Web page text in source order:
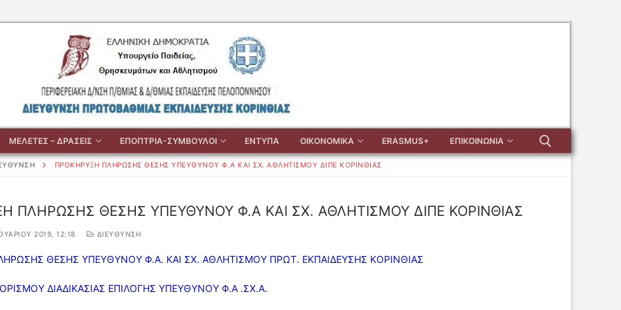
ΜΕΛΕΤΕΣ – ΔΡΑΣΕΙΣ ΕΠΟΠΤΡΙΑ-ΣΥΜΒΟΥΛΟΙ ΕΝΤΥΠΑ ΟΙΚΟΝΟΜΙΚΑ ERASMUS+ ΕΠΙΚΟΙΝΩΝΙΑ
ΠΡΟΚΗΡΥΞΗ ΠΛΗΡΩΣΗΣ ΘΕΣΗΣ ΥΠΕΥΘΥΝΟΥ Φ.Α ΚΑΙ ΣΧ. ΑΘΛΗΤΙΣΜΟΥ ΔΙΠΕ ΚΟΡΙΝΘΙΑΣ
ΠΛΗΡΩΣΗΣ ΘΕΣΗΣ ΥΠΕΥΘΥΝΟΥ Φ.Α ΚΑΙ ΣΧ. ΑΘΛΗΤΙΣΜΟΥ ΔΙΠΕ ΚΟΡΙΝΘΙΑΣ
2019, 12:18 ΔΙΕΥΘΥΝΣΗ
ΘΕΣΗΣ ΥΠΕΥΘΥΝΟΥ Φ.Α. ΚΑΙ ΣΧ. ΑΘΛΗΤΙΣΜΟΥ ΠΡΩΤ. ΕΚΠΑΙΔΕΥΣΗΣ ΚΟΡΙΝΘΙΑΣ
ΔΙΑΔΙΚΑΣΙΑΣ ΕΠΙΛΟΓΗΣ ΥΠΕΥΘΥΝΟΥ Φ.Α .ΣΧ.Α.